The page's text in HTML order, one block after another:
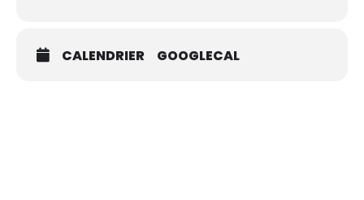
CALENDRIER GOOGLECAL